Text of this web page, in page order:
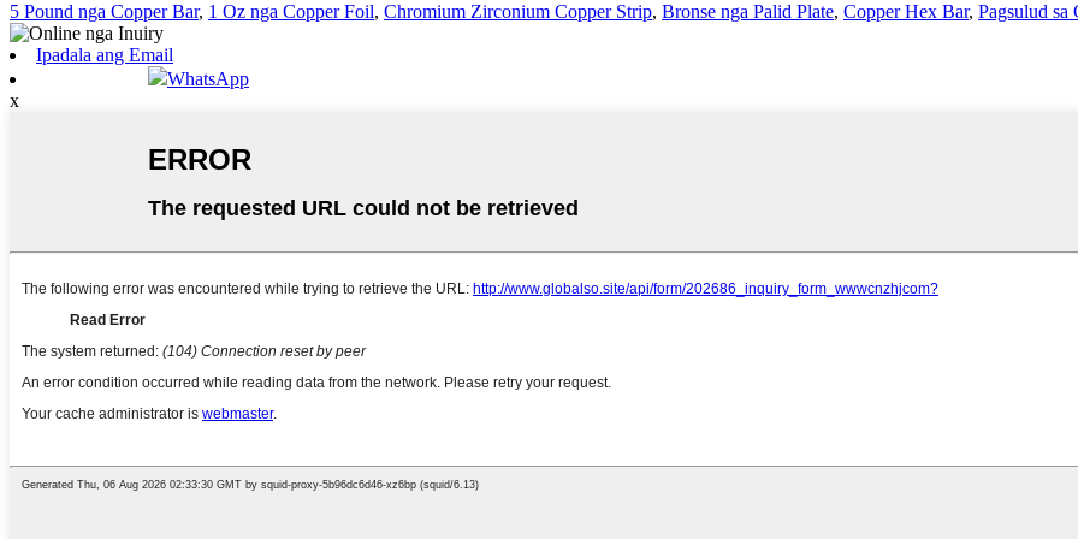
5 Pound nga Copper Bar, 1 Oz nga Copper Foil, Chromium Zirconium Copper Strip, Bronse nga Palid Plate, Copper Hex Bar, Pagsulud sa
Ipadala ang Email
WhatsApp
x